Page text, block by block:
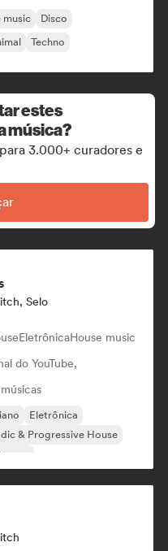
music
Disco
Techno
estes
música?
3.000+ curadores e
Selo
EletrônicaHouse music
do YouTube,
Eletrônica
& Progressive House